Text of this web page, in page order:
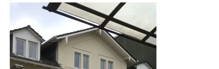
Kontakt | Impressum
Newsletter